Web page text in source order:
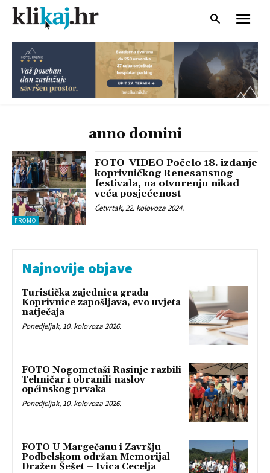
anno domini
PROMO
FOTO-VIDEO Počelo 18. izdanje
koprivničkog Renesansnog
festivala, na otvorenju nikad
veća posjećenost
Četvrtak, 22. kolovoza 2024.
Najnovije objave
Turistička zajednica grada
Koprivnice zapošljava, evo uvjeta
natječaja
Ponedjeljak, 10. kolovoza 2026.
FOTO Nogometaši Rasinje razbili
Tehničar i obranili naslov
općinskog prvaka
Ponedjeljak, 10. kolovoza 2026.
FOTO U Margečanu i Završju
Podbelskom održan Memorijal
Dražen Šešet – Ivica Cecelja